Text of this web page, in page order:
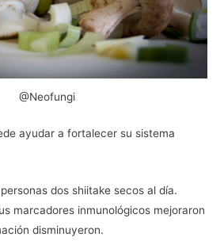
@Neofungi
ayudar a fortalecer su sistema
dos shiitake secos al día.
marcadores inmunológicos mejoraron
disminuyeron.